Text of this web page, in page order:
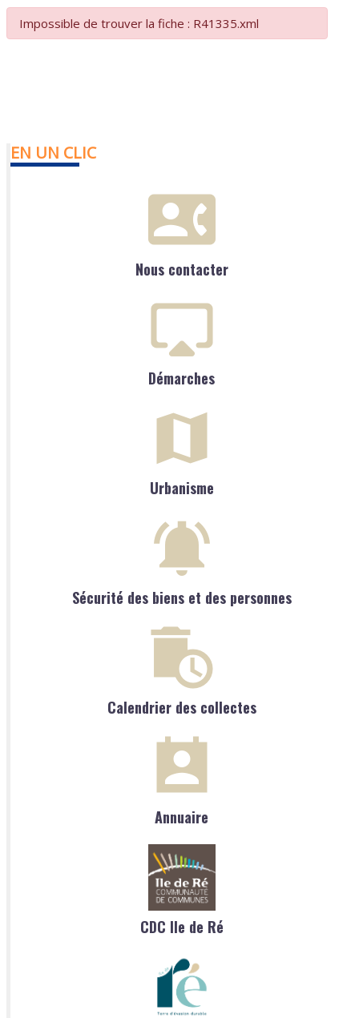
Impossible de trouver la fiche : R41335.xml
EN UN CLIC
Nous contacter
Démarches
Urbanisme
Sécurité des biens et des personnes
Calendrier des collectes
Annuaire
CDC Ile de Ré